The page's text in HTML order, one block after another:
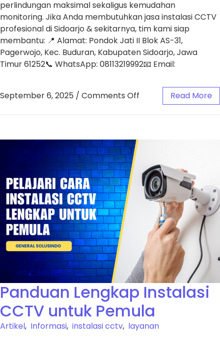
perlindungan maksimal sekaligus kemudahan
monitoring. Jika Anda membutuhkan jasa instalasi CCTV
profesional di Sidoarjo & sekitarnya, tim kami siap
membantu: 📍 Alamat: Pondok Jati II Blok AS-31,
Pagerwojo, Kec. Buduran, Kabupaten Sidoarjo, Jawa
Timur 61252📞 WhatsApp: 08113219992📧 Email:
September 6, 2025 / Comments Off Read More
Panduan Lengkap Instalasi
CCTV untuk Pemula
Artikel, Informasi, instalasi cctv, layanan